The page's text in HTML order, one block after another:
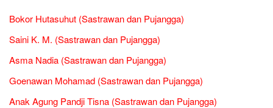
Bokor Hutasuhut (Sastrawan dan Pujangga)
Saini K. M. (Sastrawan dan Pujangga)
Asma Nadia (Sastrawan dan Pujangga)
Goenawan Mohamad (Sastrawan dan Pujangga)
Anak Agung Pandji Tisna (Sastrawan dan Pujangga)